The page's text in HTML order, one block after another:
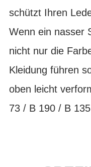
schützt Ihren
Wenn ein nasser
nicht nur die
Kleidung führen
oben leicht
73 / B 190 / B 135